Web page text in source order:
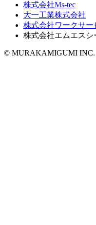
株式会社Ms-tec
大一工業株式会社
株式会社ワークサー
株式会社エムエスシ
© MURAKAMIGUMI INC.